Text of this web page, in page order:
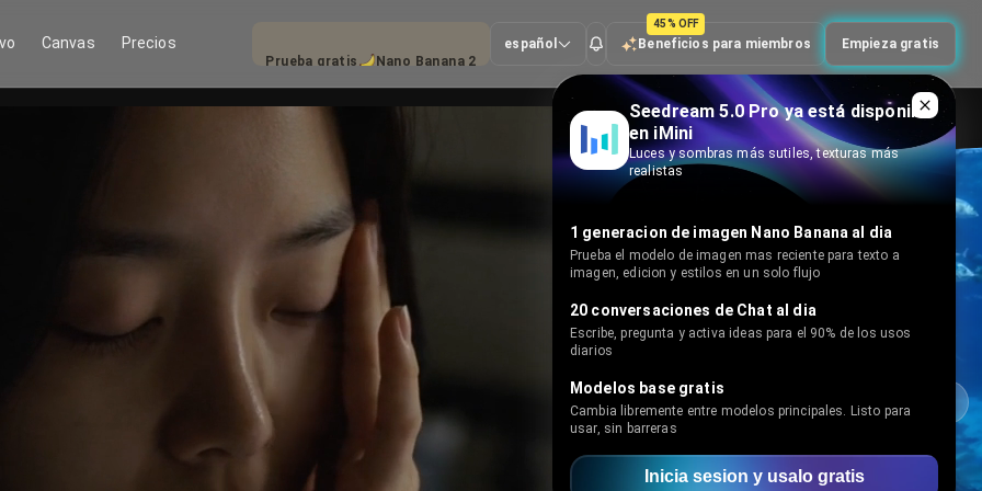
Canvas Precios español
Beneficios para
miembros
45% OFF
Empieza
gratis
Nano Banana 2 · GPT Image 2
Seedream 5.0 Pro ya está disponible
en iMini
Luces y sombras más sutiles, texturas más
realistas
1 generacion de imagen Nano Banana al dia
Prueba el modelo de imagen mas reciente para texto a
imagen, edicion y estilos en un solo flujo
20 conversaciones de Chat al dia
Escribe, pregunta y activa ideas para el 90% de los usos
diarios
Modelos base gratis
Cambia libremente entre modelos principales. Listo para
usar, sin barreras
Inicia sesion y usalo gratis